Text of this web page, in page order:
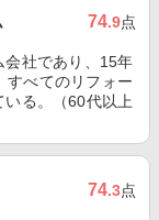
74.9点
会社であり、15年
すべてのリフォー
る。（60代以上
74.3点